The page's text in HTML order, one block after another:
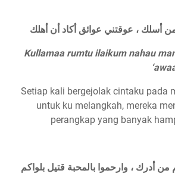
أسلك ، عوقتني عوائق أكاد أن أهلك
Kullamaa rumtu ilaikum nahau
Setiap kali bergejolak cintaku pada
untuk ku melangkah, mereka
perangkap yang banyak
أدرك ، وارحموا بالمحبة قتيل بلواكم